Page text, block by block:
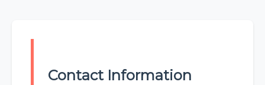
Contact Information